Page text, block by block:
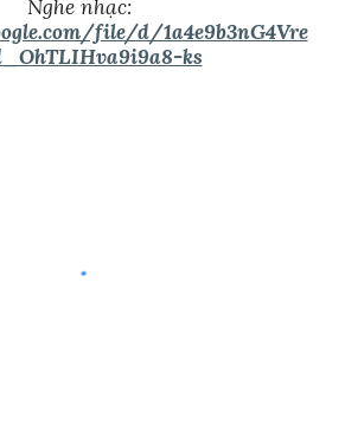
Nghe nhạc:
file/d/1a4e9b3nG4Vre
ks